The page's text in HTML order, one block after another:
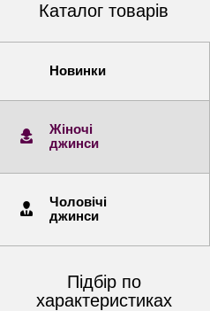
Каталог товарів
Новинки
Жіночі
джинси
Чоловічі
джинси
Підбір по
характеристиках